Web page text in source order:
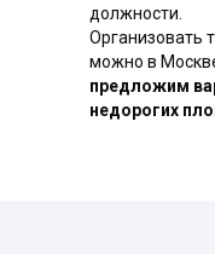
должности.
Организовать
можно в
предложим
недорогих